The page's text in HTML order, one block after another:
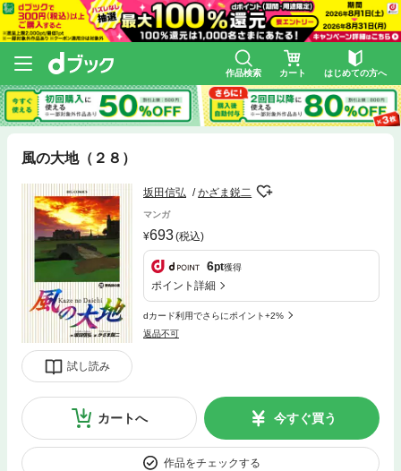
作品検索 カート はじめての方へ
風の大地（２８）
試し読み
坂田信弘 かざま鋭二
マンガ
693(税込)
6pt獲得
ポイント詳細
dカード利用でさらにポイント+2%
返品不可
カートへ 今すぐ買う
作品をチェックする